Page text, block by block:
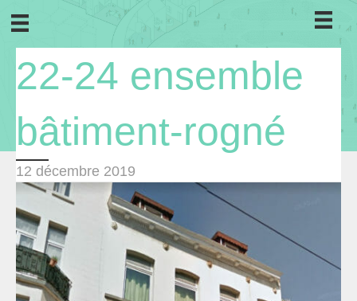
22-24 ensemble
bâtiment-rogné
12 décembre 2019